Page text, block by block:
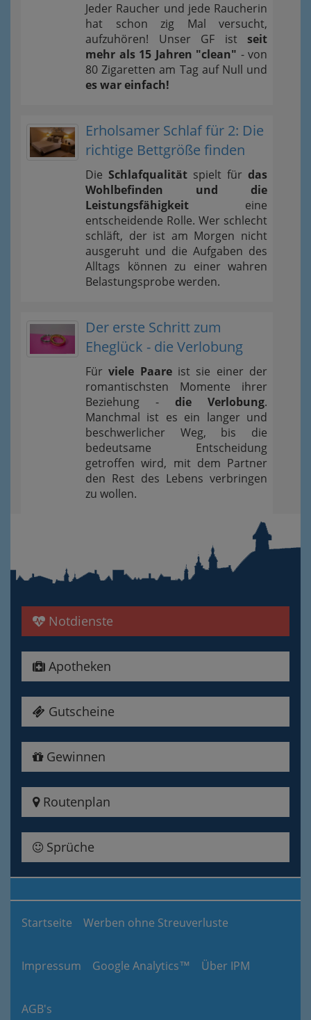
Jeder Raucher und jede Raucherin
hat schon zig Mal versucht,
aufzuhören! Unser GF ist seit
mehr als 15 Jahren "clean" - von
80 Zigaretten am Tag auf Null und
es war einfach!
Erholsamer Schlaf für 2: Die
richtige Bettgröße finden
Die Schlafqualität spielt für das
Wohlbefinden und die
Leistungsfähigkeit eine
entscheidende Rolle. Wer schlecht
schläft, der ist am Morgen nicht
ausgeruht und die Aufgaben des
Alltags können zu einer wahren
Belastungsprobe werden.
Der erste Schritt zum
Eheglück - die Verlobung
Fürviele Paareist sie einer der
romantischsten Momente ihrer
Beziehung - die Verlobung.
Manchmal ist es ein langer und
beschwerlicher Weg, bis die
bedeutsame Entscheidung
getroffen wird, mit dem Partner
den Rest des Lebens verbringen
zu wollen.
Notdienste
Apotheken
Gutscheine
Gewinnen
Routenplan
Sprüche
Startseite Werben ohne Streuverluste
Impressum Google Analytics™ Über IPM
AGB's